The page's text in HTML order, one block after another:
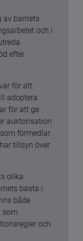
av barnets
och i
efter
för att
adoptera.
för att ge
auktorisation
förmedlar
tillsyn över
olika
bästa i
både
som
och